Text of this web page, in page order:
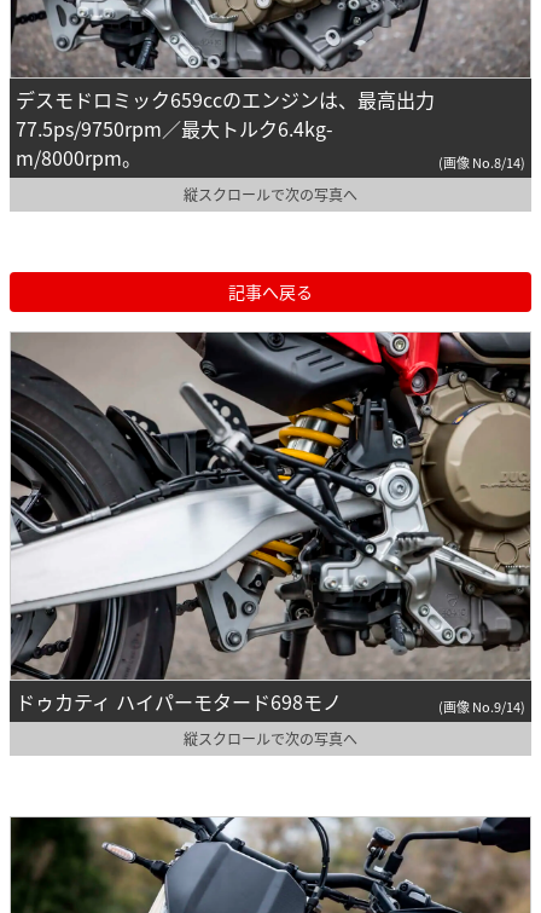
デスモドロミック659ccのエンジンは、最高出力
77.5ps/9750rpm／最大トルク6.4kg-
m/8000rpm。
(画像 No.8/14)
縦スクロールで次の写真へ
記事へ戻る
ドゥカティ ハイパーモタード698モノ (画像 No.9/14)
縦スクロールで次の写真へ